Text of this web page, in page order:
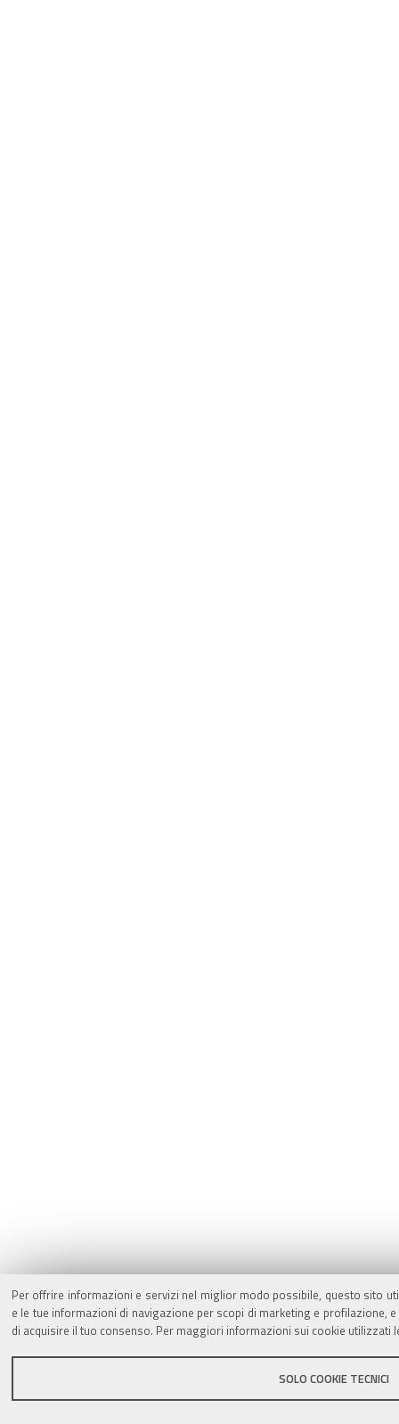
Per offrire informazioni e servizi nel miglior modo possibile, questo sito
e le tue informazioni di navigazione per scopi di marketing e
di acquisire il tuo consenso. Per maggiori informazioni sui cookie utilizzati
SOLO COOKIE TECNICI